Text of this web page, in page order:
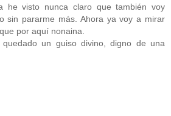
he visto nunca claro que también voy
sin pararme más. Ahora ya voy a mirar
por aquí nonaina.
un guiso divino, digno de una